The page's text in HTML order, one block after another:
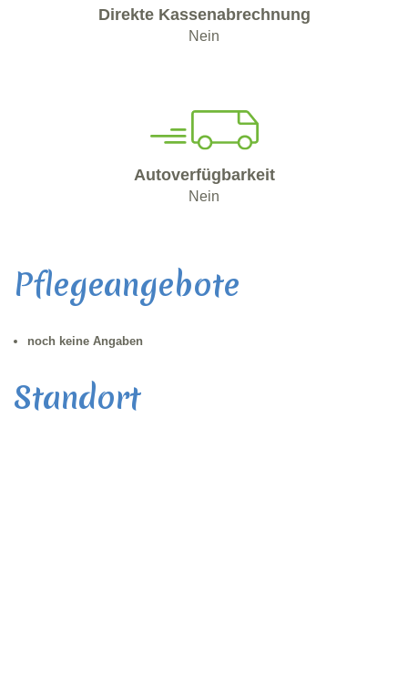
Direkte Kassenabrechnung
Nein
Autoverfügbarkeit
Nein
Pflegeangebote
noch keine Angaben
Standort